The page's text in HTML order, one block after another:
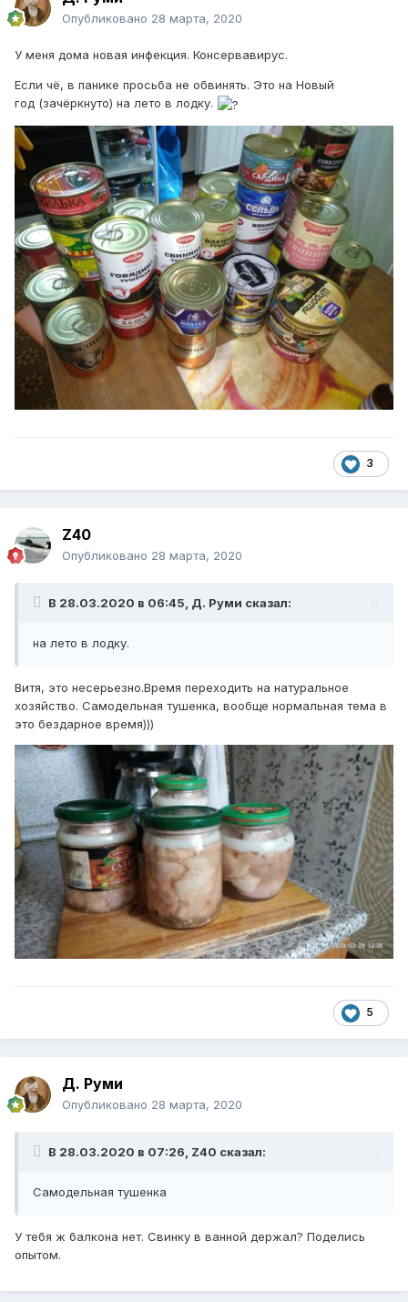
Опубликовано 28 марта, 2020
У меня дома новая инфекция. Консервавирус.
Если чё, в панике просьба не обвинять. Это на Новый
год (зачёркнуто) на лето в лодку.
3
Z40
Опубликовано 28 марта, 2020
В 28.03.2020 в 06:45, Д. Руми сказал:
на лето в лодку.
Витя, это несерьезно.Время переходить на натуральное
хозяйство. Самодельная тушенка, вообще нормальная тема в
это бездарное время)))
5
Д. Руми
Опубликовано 28 марта, 2020
В 28.03.2020 в 07:26, Z40 сказал:
Самодельная тушенка
У тебя ж балкона нет. Свинку в ванной держал? Поделись
опытом.